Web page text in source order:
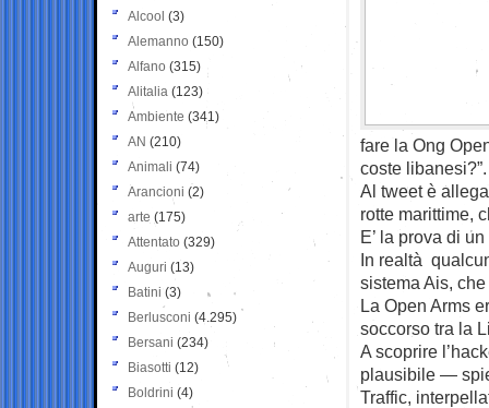
fare la Ong
coste libanesi?”.
Al tweet è
rotte marittime,
E’ la prova di
In realtà
sistema Ais,
La Open Arms
soccorso tra la
A scoprire
plausibile —
Traffic,
Alcool (3)
Alemanno (150)
Alfano (315)
Alitalia (123)
Ambiente (341)
AN (210)
Animali (74)
Arancioni (2)
arte (175)
Attentato (329)
Auguri (13)
Batini (3)
Berlusconi (4.295)
Bersani (234)
Biasotti (12)
Boldrini (4)